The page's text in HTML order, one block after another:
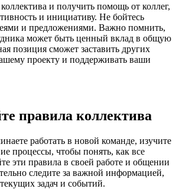
и получить помощь от коллег,
и инициативу. Не бойтесь
и предложениями. Важно помнить,
может быть ценный вклад в общую
позиция сможет заставить других
проекту и поддерживать ваши
правила коллектива
работать в новой команде, изучите
процессы, чтобы понять, как все
эти правила в своей работе и общении
следите за важной информацией,
задач и событий.